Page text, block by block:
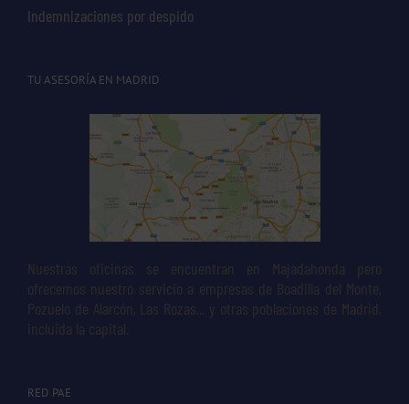
Indemnizaciones por despido
TU ASESORÍA EN MADRID
Nuestras oficinas se encuentran en Majadahonda pero
ofrecemos nuestro servicio a empresas de Boadilla del Monte,
Pozuelo de Alarcón, Las Rozas... y otras poblaciones de Madrid,
incluida la capital.
RED PAE